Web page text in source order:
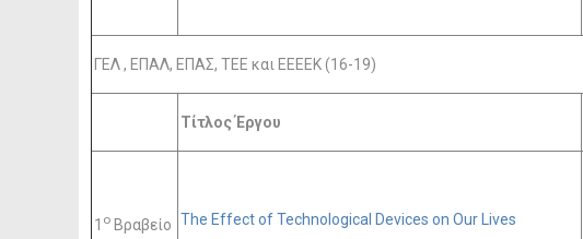
ΓΕΛ , ΕΠΑΛ, ΕΠΑΣ, TEE και ΕΕΕΕΚ (16-19)
Τίτλος Έργου
1 οΒραβείο The Effect of Technological Devices on Our Lives